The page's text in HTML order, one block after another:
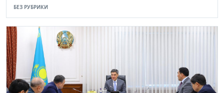
БЕЗ РУБРИКИ